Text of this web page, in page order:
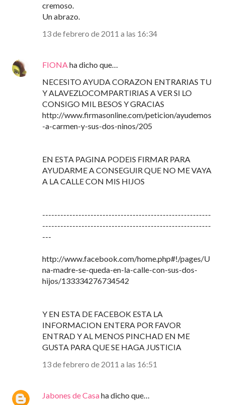
cremoso.
Un abrazo.
13 de febrero de 2011 a las 16:34
FIONAha dicho que…
NECESITO AYUDA CORAZON ENTRARIAS TU
Y ALAVEZLOCOMPARTIRIAS A VER SI LO
CONSIGO MIL BESOS Y GRACIAS
http://www.firmasonline.com/peticion/ayudemos
-a-carmen-y-sus-dos-ninos/205
EN ESTA PAGINA PODEIS FIRMAR PARA
AYUDARME A CONSEGUIR QUE NO ME VAYA
A LA CALLE CON MIS HIJOS
--------------------------------------------------------
--------------------------------------------------------
---
http://www.facebook.com/home.php#!/pages/U
na-madre-se-queda-en-la-calle-con-sus-dos-
hijos/133334276734542
Y EN ESTA DE FACEBOK ESTA LA
INFORMACION ENTERA POR FAVOR
ENTRAD Y AL MENOS PINCHAD EN ME
GUSTA PARA QUE SE HAGA JUSTICIA
13 de febrero de 2011 a las 16:51
Jabones de Casaha dicho que…